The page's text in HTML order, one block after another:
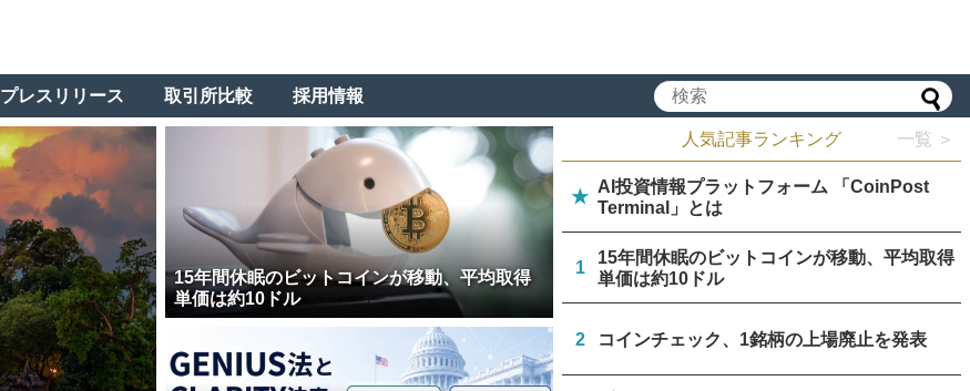
プレスリリース 取引所比較 採用情報
15年間休眠のビットコインが移動、平均取得
単価は約10ドル
人気記事ランキング 一覧 ＞
★
AI投資情報プラットフォーム 「CoinPost
Terminal」とは
1
15年間休眠のビットコインが移動、平均取得
単価は約10ドル
2 コインチェック、1銘柄の上場廃止を発表